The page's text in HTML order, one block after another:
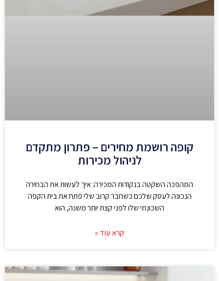
קופה רושמת מחירים – פתרון מתקדם
לניהול מכירות
המהפכה השקטה בנקודות המכירה: איך לעשות את הבחירה
הנכונה לעסק שלכם כשחבר קרוב שלי פתח את בית הקפה
השכונתי שלו לפני קצת יותר משנה, הוא
קרא עוד »